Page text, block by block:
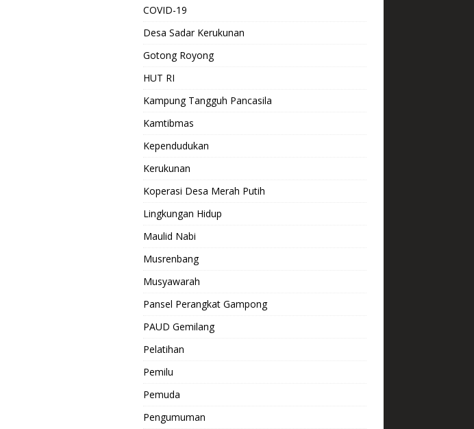
COVID-19
Desa Sadar Kerukunan
Gotong Royong
HUT RI
Kampung Tangguh Pancasila
Kamtibmas
Kependudukan
Kerukunan
Koperasi Desa Merah Putih
Lingkungan Hidup
Maulid Nabi
Musrenbang
Musyawarah
Pansel Perangkat Gampong
PAUD Gemilang
Pelatihan
Pemilu
Pemuda
Pengumuman